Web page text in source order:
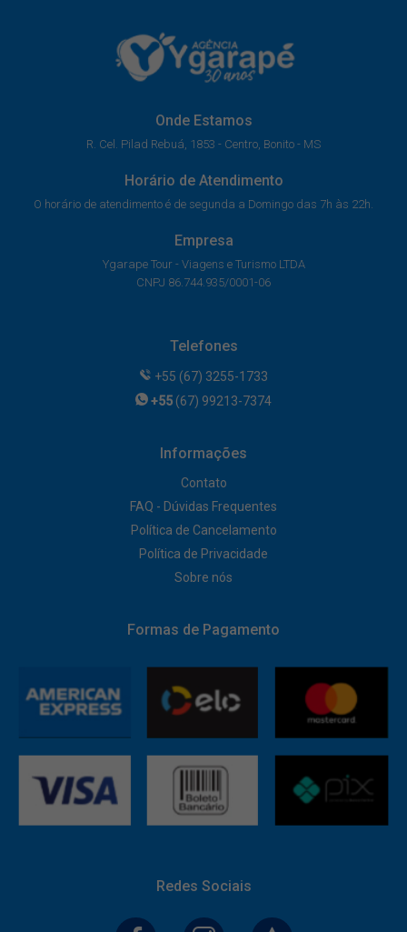
Onde Estamos
R. Cel. Pilad Rebuá, 1853 - Centro, Bonito - MS
Horário de Atendimento
O horário de atendimento é de segunda a Domingo das 7h às 22h.
Empresa
Ygarape Tour - Viagens e Turismo LTDA
CNPJ 86.744.935/0001-06
Telefones
+55 (67) 3255-1733
+55 (67) 99213-7374
Informações
Contato
FAQ - Dúvidas Frequentes
Política de Cancelamento
Política de Privacidade
Sobre nós
Formas de Pagamento
Redes Sociais